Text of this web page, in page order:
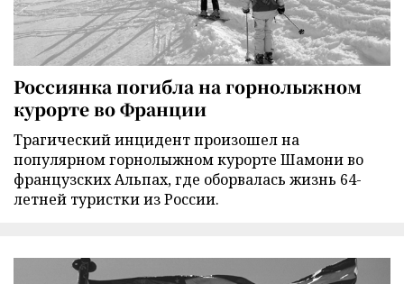
Россиянка погибла на горнолыжном
курорте во Франции
Трагический инцидент произошел на
популярном горнолыжном курорте Шамони во
французских Альпах, где оборвалась жизнь 64-
летней туристки из России.